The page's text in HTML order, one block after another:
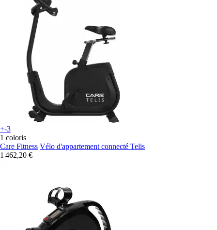
+-3
1 coloris
Care Fitness Vélo d'appartement connecté Telis
1 462,20 €